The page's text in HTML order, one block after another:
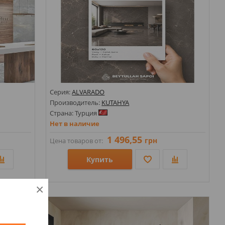
Серия:ALVARADO
Производитель: KUTAHYA
Страна: Турция
Нет в наличие
Цена товаров от: 1 496,55 грн
Купить
Стили: Под камень;
×